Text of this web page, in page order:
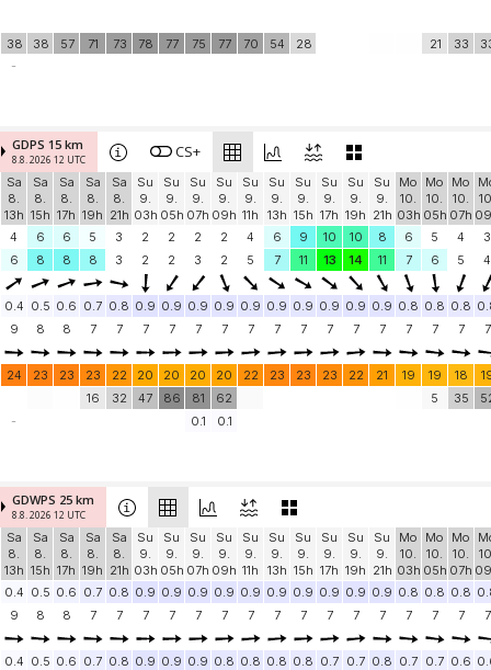
38 38 57 71 73 78 77 75 77 70 54 28 21 33
-
GDPS 15 km
8.8. 2026 12 UTC CS+
Sa
8.
13h
Sa
8.
15h
Sa
8.
17h
Sa
8.
19h
Sa
8.
21h
Su
9.
03h
Su
9.
05h
Su
9.
07h
Su
9.
09h
Su
9.
11h
Su
9.
13h
Su
9.
15h
Su
9.
17h
Su
9.
19h
Su
9.
21h
Mo
10.
03h
Mo
10.
05h
Mo
10.
07h
4
6 6 5 3 2 2 2 2 4 6 9 10 10 8 6 5 4
3
6
8 8 8 3 2 2 3 2 5 7 11 13 14 11 7 6 5 4
0.4 0.5 0.6 0.7 0.8 0.9 0.9 0.9 0.9 0.9 0.9 0.9 0.9 0.9 0.9 0.8 0.8 0.8
9
8 8 7 7 7 7 7 7 7 7 7 7 7 7 7 7 7 7
24 23 23 23 22 20 20 20 20 22 23 23 23 22 21 19 19 18
16
32 47 86 81 62 5 35
-
0.1 0.1
GDWPS 25 km
8.8. 2026 12 UTC
Sa
8.
13h
Sa
8.
15h
Sa
8.
17h
Sa
8.
19h
Sa
8.
21h
Su
9.
03h
Su
9.
05h
Su
9.
07h
Su
9.
09h
Su
9.
11h
Su
9.
13h
Su
9.
15h
Su
9.
17h
Su
9.
19h
Su
9.
21h
Mo
10.
03h
Mo
10.
05h
Mo
10.
07h
0.4 0.5 0.6 0.7 0.8 0.9 0.9 0.9 0.9 0.9 0.9 0.9 0.9 0.9 0.9 0.8 0.8 0.8
9
8 8 7 7 7 7 7 7 7 7 7 7 7 7 7 7 7 7
0.4 0.5 0.6 0.7 0.8 0.9 0.9 0.9 0.8 0.8 0.8 0.8 0.7 0.7 0.8 0.7 0.7 0.6